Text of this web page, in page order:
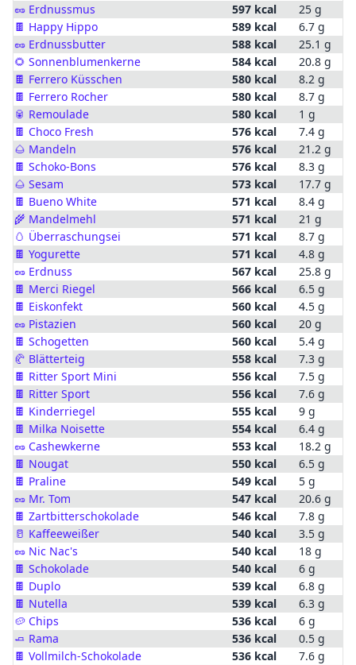
🥜 Erdnussmus 597 kcal
25 g
🍫 Happy Hippo 589 kcal
6.7 g
🥜 Erdnussbutter 588 kcal
25.1 g
🌻 Sonnenblumenkerne 584 kcal
20.8 g
🍫 Ferrero Küsschen 580 kcal
8.2 g
🍫 Ferrero Rocher 580 kcal
8.7 g
🥫 Remoulade 580 kcal
1 g
🍫 Choco Fresh 576 kcal
7.4 g
🌰 Mandeln 576 kcal
21.2 g
🍫 Schoko-Bons 576 kcal
8.3 g
🌰 Sesam 573 kcal
17.7 g
🍫 Bueno White 571 kcal
8.4 g
🌾 Mandelmehl 571 kcal
21 g
🥚 Überraschungsei 571 kcal
8.7 g
🍫 Yogurette 571 kcal
4.8 g
🥜 Erdnuss 567 kcal
25.8 g
🍫 Merci Riegel 566 kcal
6.5 g
🍫 Eiskonfekt 560 kcal
4.5 g
🥜 Pistazien 560 kcal
20 g
🍫 Schogetten 560 kcal
5.4 g
🥐 Blätterteig 558 kcal
7.3 g
🍫 Ritter Sport Mini 556 kcal
7.5 g
🍫 Ritter Sport 556 kcal
7.6 g
🍫 Kinderriegel 555 kcal
9 g
🍫 Milka Noisette 554 kcal
6.4 g
🥜 Cashewkerne 553 kcal
18.2 g
🍫 Nougat 550 kcal
6.5 g
🍫 Praline 549 kcal
5 g
🥜 Mr. Tom 547 kcal
20.6 g
🍫 Zartbitterschokolade 546 kcal
7.8 g
🥛 Kaffeeweißer 540 kcal
3.5 g
🥜 Nic Nac's 540 kcal
18 g
🍫 Schokolade 540 kcal
6 g
🍫 Duplo 539 kcal
6.8 g
🍫 Nutella 539 kcal
6.3 g
🥔 Chips 536 kcal
6 g
🧈 Rama 536 kcal
0.5 g
🍫 Vollmilch-Schokolade 536 kcal
7.6 g